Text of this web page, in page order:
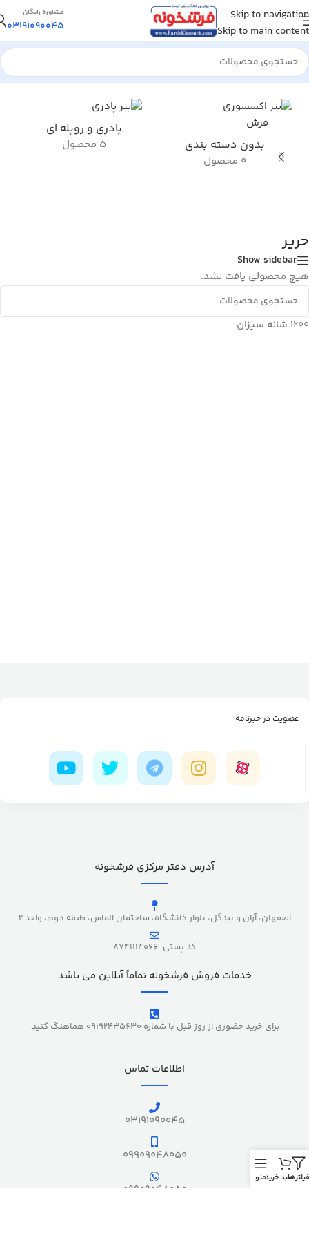
Skip to navigation
Skip to main content
مشاوره رایگان
03191090045
خانه/محصول کلکسیون فرش/حریر
بدون دسته بندی
0 محصول
پادری و روپله ای
5 محصول
حریر
Show sidebar
هیچ محصولی یافت نشد.
1200 شانه سیزان
عضویت در خبرنامه
آدرس دفتر مرکزی فرشخونه
اصفهان، آران و بیدگل، بلوار دانشگاه، ساختمان الماس، طبقه دوم، واحد 2
کد پستی: 8741114066
خدمات فروش فرشخونه تماماً آنلاین می باشد
برای خرید حضوری از روز قبل با شماره 09192435630 هماهنگ کنید.
اطلاعات تماس
03191090045
09909048050
09909048050
فیلترهاسبد خریدمنو